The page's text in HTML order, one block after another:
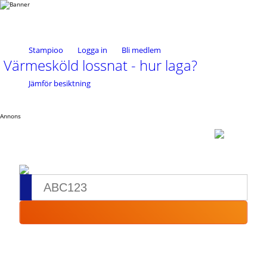
Stampioo Logga in Bli medlem
Jämför besiktning
Värmesköld lossnat - hur laga?
Annons